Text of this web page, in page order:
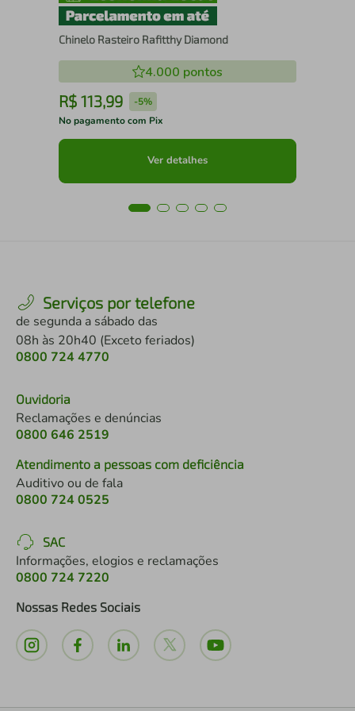
Chinelo Rasteiro Rafitthy Diamond
4.000 pontos
R$ 113,99 -5%
No pagamento com Pix
Ver detalhes
Serviços por telefone
de segunda a sábado das
08h às 20h40 (Exceto feriados)
0800 724 4770
Ouvidoria
Reclamações e denúncias
0800 646 2519
Atendimento a pessoas com deficiência
Auditivo ou de fala
0800 724 0525
SAC
Informações, elogios e reclamações
0800 724 7220
Nossas Redes Sociais